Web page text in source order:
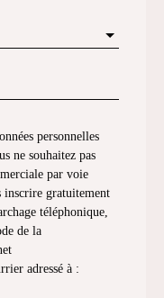
personnelles
ne souhaitez pas
par voie
inscrire gratuitement
téléphonique,
de la
adressé à :